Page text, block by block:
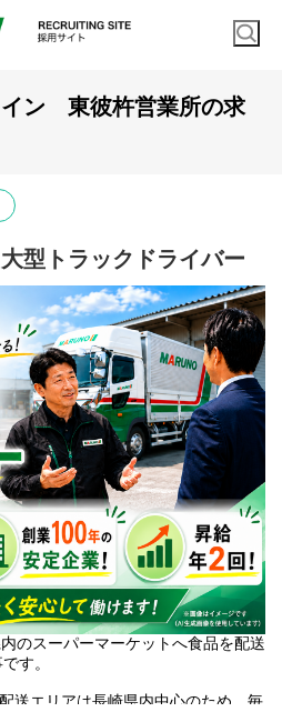
ン 東彼杵営業所の求
型トラックドライバー
のスーパーマーケットへ食品を配送
す。
送エリアは長崎県内中心のため、毎